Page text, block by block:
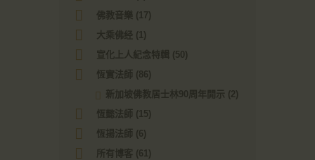
佛教音樂 (17)
大乘佛经 (1)
宣化上人紀念特輯 (50)
恆實法師 (86)
新加坡佛教居士林90周年開示 (2)
恆懿法師 (15)
恆揚法師 (6)
所有博客 (61)